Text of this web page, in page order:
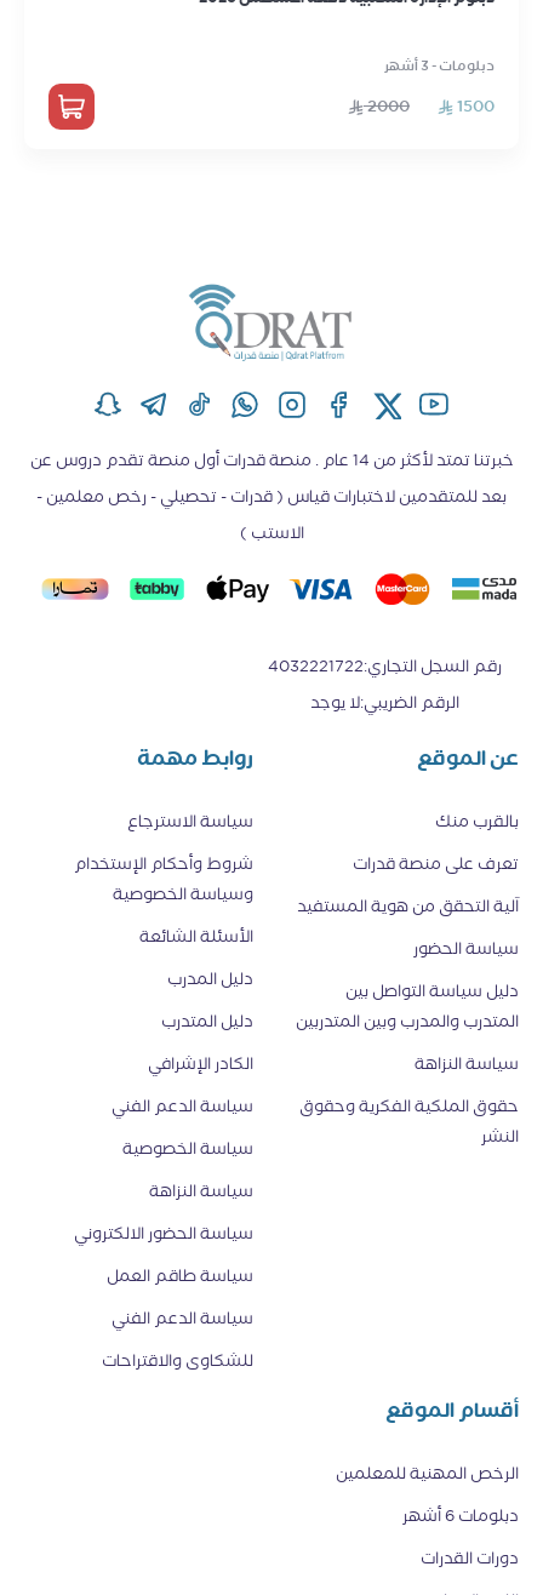
دبلومات - 3 أشهر
1500
2000
خبرتنا تمتد لأكثر من 14 عام . منصة قدرات أول منصة تقدم دروس عن
بعد للمتقدمين لاختبارات قياس ( قدرات - تحصيلي - رخص معلمين -
الاستب )
رقم السجل التجاري:
4032221722
الرقم الضريبي:لا يوجد
عن الموقع
بالقرب منك
تعرف على منصة قدرات
اَلية التحقق من هوية المستفيد
سياسة الحضور
دليل سياسة التواصل بين
المتدرب والمدرب وبين المتدربين
سياسة النزاهة
حقوق الملكية الفكرية وحقوق
النشر
روابط مهمة
سياسة الاسترجاع
شروط وأحكام الإستخدام
وسياسة الخصوصية
الأسئلة الشائعة
دليل المدرب
دليل المتدرب
الكادر الإشرافي
سياسة الدعم الفني
سياسة الخصوصية
سياسة النزاهة
سياسة الحضور الالكتروني
سياسة طاقم العمل
سياسة الدعم الفني
للشكاوى والاقتراحات
أقسام الموقع
الرخص المهنية للمعلمين
دبلومات 6 أشهر
دورات القدرات